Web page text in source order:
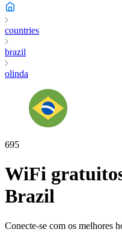
countries
brazil
olinda
695
WiFi
Brazil
Conecte-se com os melhores